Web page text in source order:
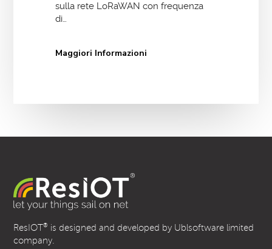
sulla rete LoRaWAN con frequenza
di…
Maggiori Informazioni
ResIOT® is designed and developed by Ublsoftware limited
company.